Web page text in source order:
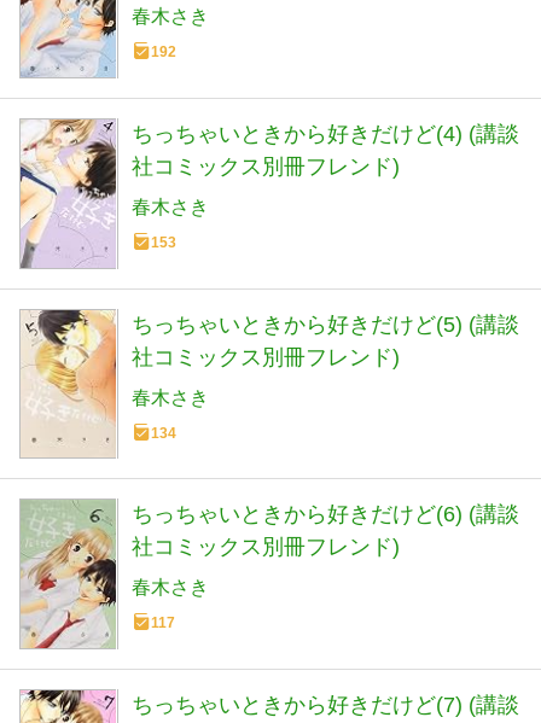
春木さき
192
ちっちゃいときから好きだけど(4) (講談
社コミックス別冊フレンド)
春木さき
153
ちっちゃいときから好きだけど(5) (講談
社コミックス別冊フレンド)
春木さき
134
ちっちゃいときから好きだけど(6) (講談
社コミックス別冊フレンド)
春木さき
117
ちっちゃいときから好きだけど(7) (講談